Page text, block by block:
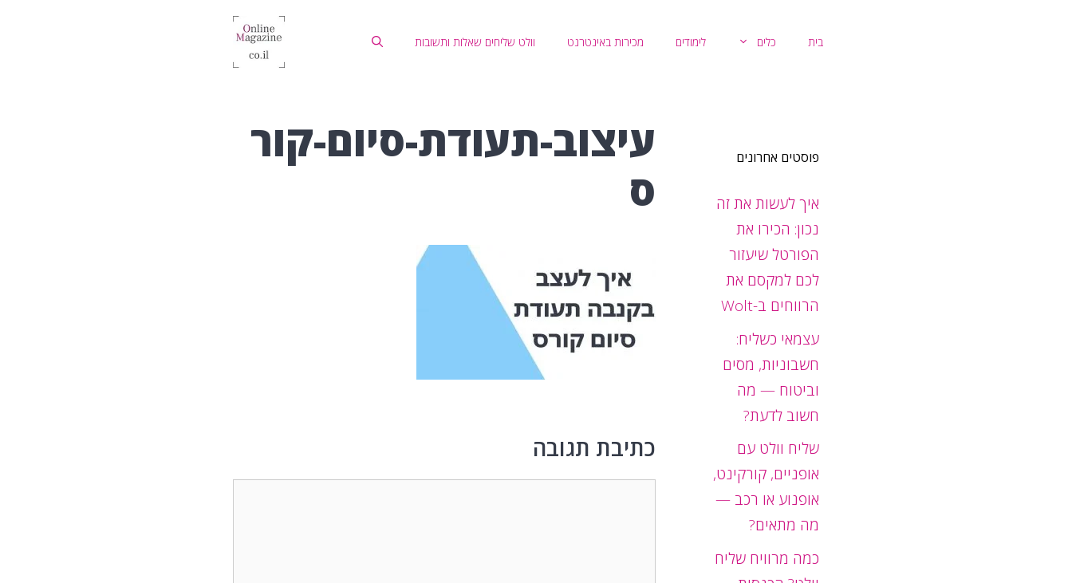
בית כלים לימודים מכירות באינטרנט וולט שליחים שאלות ותשובות
עיצוב-תעודת-סיום-קור
ס
כתיבת תגובה
פוסטים אחרונים
איך לעשות את זה
נכון: הכירו את
הפורטל שיעזור
לכם למקסם את
הרווחים ב-Wolt
עצמאי כשליח:
חשבוניות, מסים
וביטוח — מה
חשוב לדעת?
שליח וולט עם
אופניים, קורקינט,
אופנוע או רכב —
מה מתאים?
כמה מרוויח שליח